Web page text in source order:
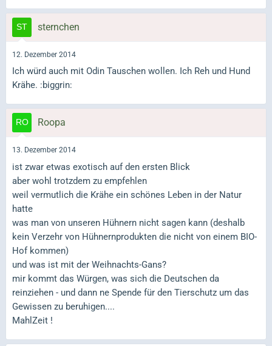
sternchen
12. Dezember 2014
Ich würd auch mit Odin Tauschen wollen. Ich Reh und Hund
Krähe. :biggrin:
Roopa
13. Dezember 2014
ist zwar etwas exotisch auf den ersten Blick
aber wohl trotzdem zu empfehlen
weil vermutlich die Krähe ein schönes Leben in der Natur
hatte
was man von unseren Hühnern nicht sagen kann (deshalb
kein Verzehr von Hühnernprodukten die nicht von einem BIO-
Hof kommen)
und was ist mit der Weihnachts-Gans?
mir kommt das Würgen, was sich die Deutschen da
reinziehen - und dann ne Spende für den Tierschutz um das
Gewissen zu beruhigen....
MahlZeit !